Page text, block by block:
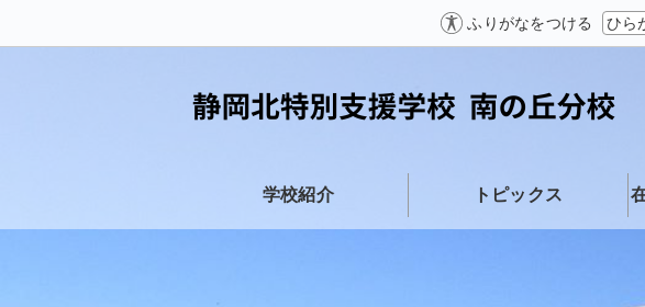
ふりがなをつける ひら
学校紹介 トピックス